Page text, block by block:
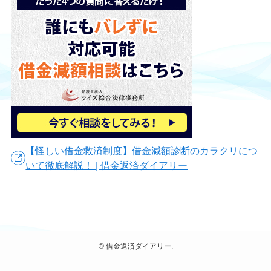
【怪しい借金救済制度】借金減額診断のカラクリにつ
いて徹底解説！ | 借金返済ダイアリー
©借金返済ダイアリー.